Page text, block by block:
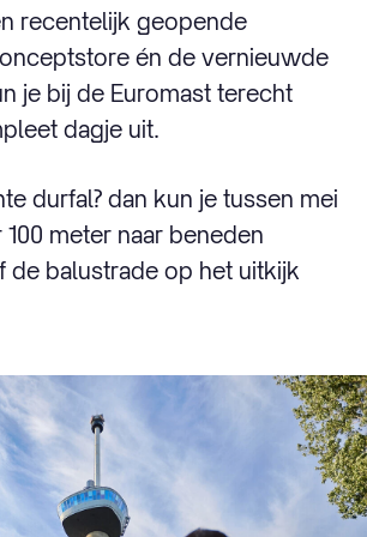
recentelijk geopende
én de vernieuwde
je bij de Euromast terecht
dagje uit.
durfal? dan kun je tussen mei
meter naar beneden
de balustrade op het uitkijk